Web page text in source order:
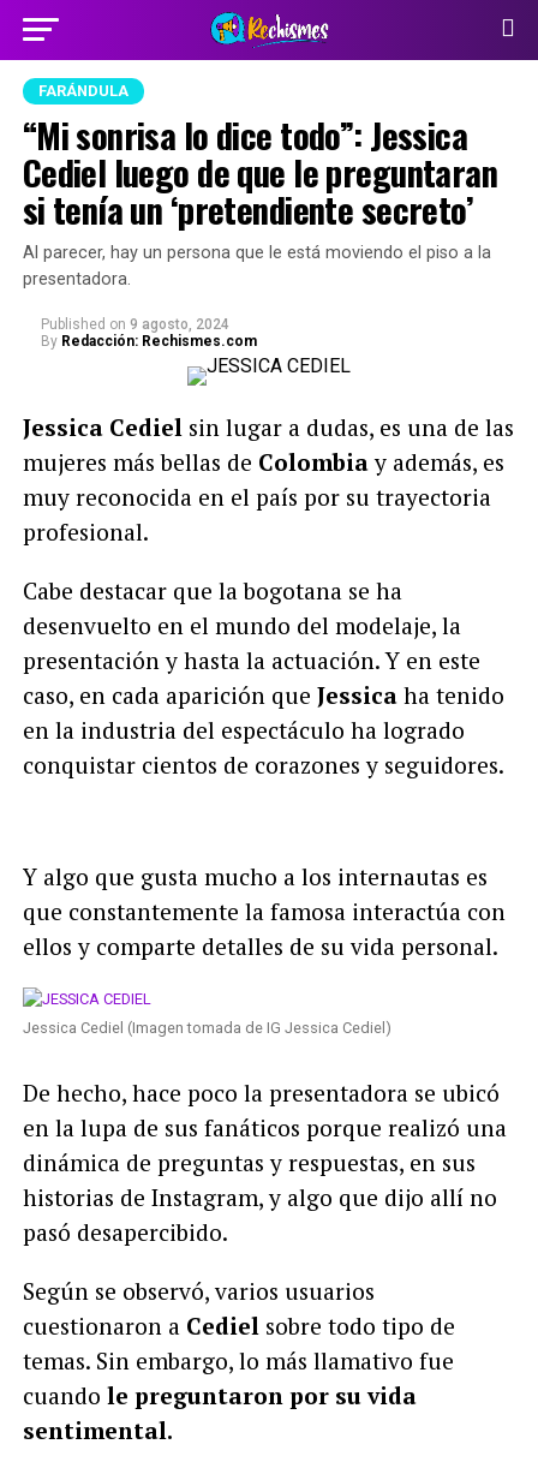
FARÁNDULA
“Mi sonrisa lo dice todo”: Jessica
Cediel luego de que le preguntaran
si tenía un ‘pretendiente secreto’
Al parecer, hay un persona que le está moviendo el piso a la
presentadora.
Published on 9 agosto, 2024
By Redacción: Rechismes.com
Jessica Cedielsin lugar a dudas, es una de las
mujeres más bellas de Colombiay además, es
muy reconocida en el país por su trayectoria
profesional.
Cabe destacar que la bogotana se ha
desenvuelto en el mundo del modelaje, la
presentación y hasta la actuación. Y en este
caso, en cada aparición que Jessicaha tenido
en la industria del espectáculo ha logrado
conquistar cientos de corazones y seguidores.
Y algo que gusta mucho a los internautas es
que constantemente la famosa interactúa con
ellos y comparte detalles de su vida personal.
Jessica Cediel (Imagen tomada de IG Jessica Cediel)
De hecho, hace poco la presentadora se ubicó
en la lupa de sus fanáticos porque realizó una
dinámica de preguntas y respuestas, en sus
historias de Instagram, y algo que dijo allí no
pasó desapercibido.
Según se observó, varios usuarios
cuestionaron a Cedielsobre todo tipo de
temas. Sin embargo, lo más llamativo fue
cuando le preguntaron por su vida
sentimental.